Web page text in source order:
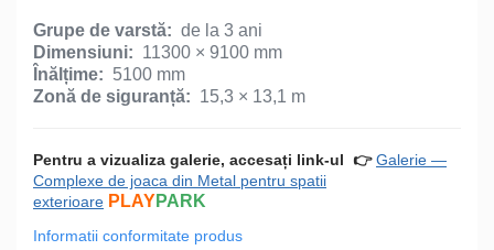
Grupe de varstă: de la 3 ani
Dimensiuni: 11300 × 9100 mm
Înălțime: 5100 mm
Zonă de siguranță: 15,3 × 13,1 m
Pentru a vizualiza galerie, accesați link-ul 👉Galerie —
Complexe de joaca din Metal pentru spatii
exterioare PLAYPARK
Informatii conformitate produs